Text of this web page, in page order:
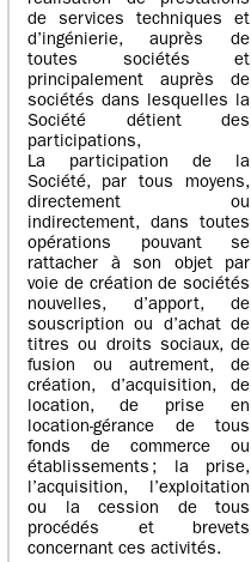
de services techniques et
d’ingénierie, auprès de
toutes sociétés et
principalement auprès de
sociétés dans lesquelles la
Société détient des
participations,
La participation de la
Société, par tous moyens,
directement ou
indirectement, dans toutes
opérations pouvant se
rattacher à son objet par
voie de création de sociétés
nouvelles, d’apport, de
souscription ou d’achat de
titres ou droits sociaux, de
fusion ou autrement, de
création, d’acquisition, de
location, de prise en
location-gérance de tous
fonds de commerce ou
établissements ; la prise,
l’acquisition, l’exploitation
ou la cession de tous
procédés et brevets
concernant ces activités.